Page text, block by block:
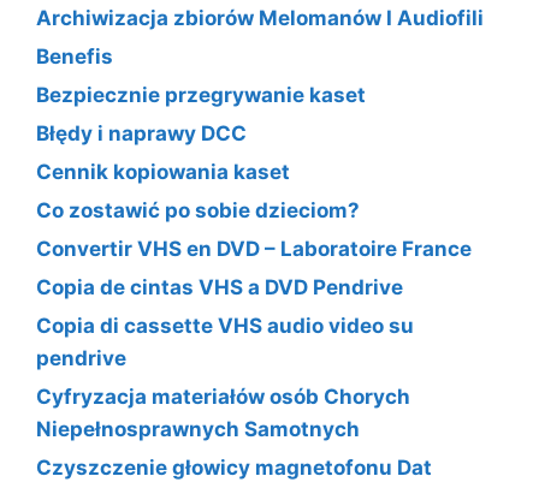
Archiwizacja zbiorów Melomanów I Audiofili
Benefis
Bezpiecznie przegrywanie kaset
Błędy i naprawy DCC
Cennik kopiowania kaset
Co zostawić po sobie dzieciom?
Convertir VHS en DVD – Laboratoire France
Copia de cintas VHS a DVD Pendrive
Copia di cassette VHS audio video su
pendrive
Cyfryzacja materiałów osób Chorych
Niepełnosprawnych Samotnych
Czyszczenie głowicy magnetofonu Dat